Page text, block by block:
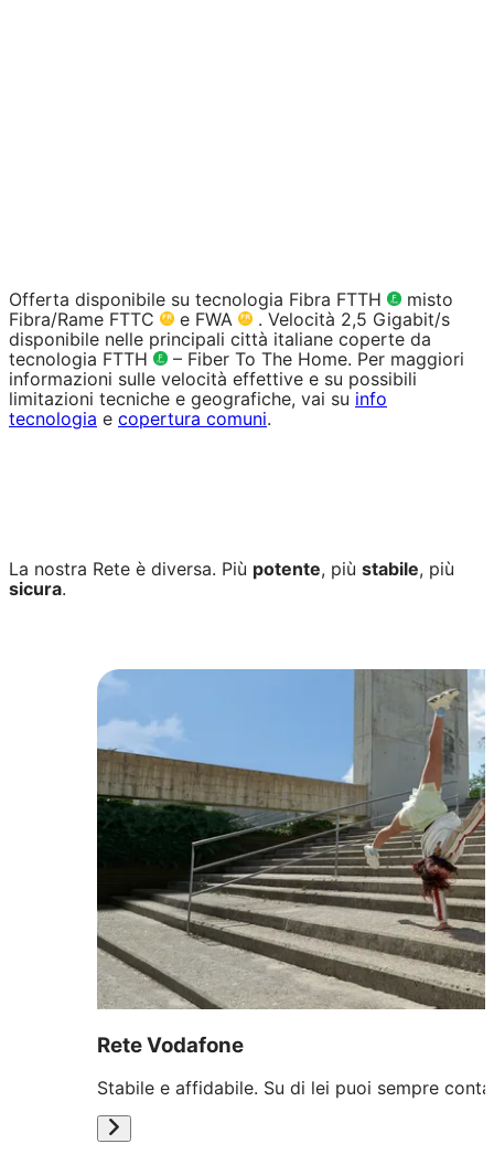
Offerta disponibile su tecnologia Fibra FTTH
misto
Fibra/Rame FTTC
e FWA
. Velocità 2,5 Gigabit/s
disponibile nelle principali città italiane coperte da
tecnologia FTTH
– Fiber To The Home. Per maggiori
informazioni sulle velocità effettive e su possibili
limitazioni tecniche e geografiche, vai su info
tecnologia e copertura comuni.
La nostra Rete è diversa. Più potente, più stabile, più
sicura.
Rete Vodafone
Stabile e affidabile. Su di lei puoi sempre